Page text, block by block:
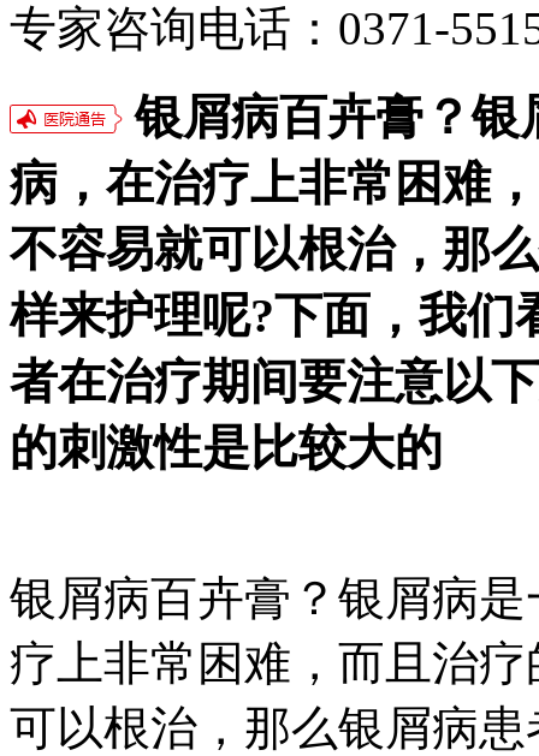
专家咨询电话：0371-
银屑病百卉膏？银
病，在治疗上非常困难
不容易就可以根治，那
样来护理呢?下面，我们
者在治疗期间要注意以
的刺激性是比较大的
银屑病百卉膏？银屑病
疗上非常困难，而且治
可以根治，那么银屑病